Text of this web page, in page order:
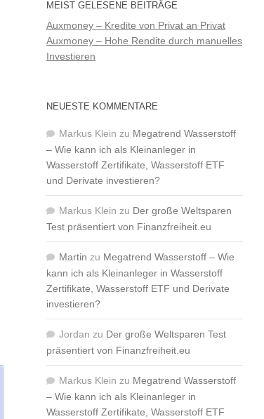
MEIST GELESENE BEITRÄGE
Auxmoney – Kredite von Privat an Privat
Auxmoney – Hohe Rendite durch manuelles
Investieren
NEUESTE KOMMENTARE
Markus Klein zu Megatrend Wasserstoff
– Wie kann ich als Kleinanleger in
Wasserstoff Zertifikate, Wasserstoff ETF
und Derivate investieren?
Markus Klein zu Der große Weltsparen
Test präsentiert von Finanzfreiheit.eu
Martin zu Megatrend Wasserstoff – Wie
kann ich als Kleinanleger in Wasserstoff
Zertifikate, Wasserstoff ETF und Derivate
investieren?
Jordan zu Der große Weltsparen Test
präsentiert von Finanzfreiheit.eu
Markus Klein zu Megatrend Wasserstoff
– Wie kann ich als Kleinanleger in
Wasserstoff Zertifikate, Wasserstoff ETF